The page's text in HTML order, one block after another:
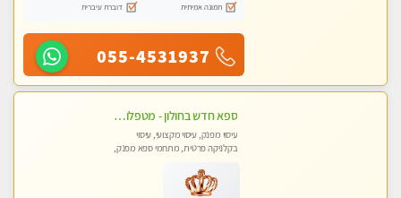
תמונה אמיתית
דוברת עיברית
055-4531937
ספא חדש בחולון - מטפלות מקצועיות ברמה גבוהה מומלץ מאוד !!! . . highly recommended..new in the city -אין פרטים נוספים במקום -ללא מין !!ממתינה לך שתגיע
עיסוי מפנק, עיסוי מקצועי, עיסוי
בקלניקה פרטית, מתחמי ספא מפנק,